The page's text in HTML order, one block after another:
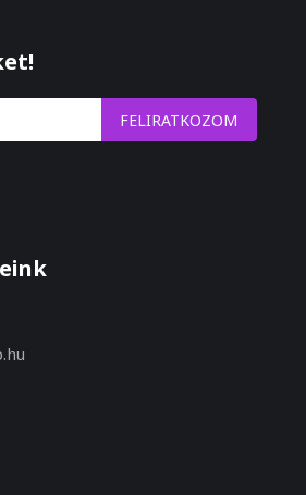
FELIRATKOZOM